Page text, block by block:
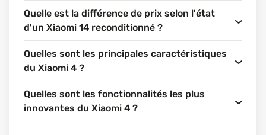
Quelle est la différence de prix selon l'état
d'un Xiaomi 14 reconditionné ?
Quelles sont les principales caractéristiques
du Xiaomi 4 ?
Quelles sont les fonctionnalités les plus
innovantes du Xiaomi 4 ?